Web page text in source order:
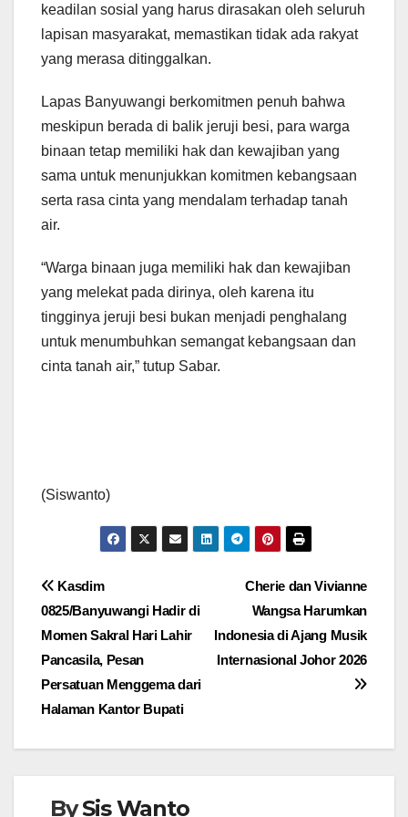
keadilan sosial yang harus dirasakan oleh seluruh
lapisan masyarakat, memastikan tidak ada rakyat
yang merasa ditinggalkan.
Lapas Banyuwangi berkomitmen penuh bahwa
meskipun berada di balik jeruji besi, para warga
binaan tetap memiliki hak dan kewajiban yang
sama untuk menunjukkan komitmen kebangsaan
serta rasa cinta yang mendalam terhadap tanah
air.
“Warga binaan juga memiliki hak dan kewajiban
yang melekat pada dirinya, oleh karena itu
tingginya jeruji besi bukan menjadi penghalang
untuk menumbuhkan semangat kebangsaan dan
cinta tanah air,” tutup Sabar.
(Siswanto)
Navigasi
pos
Cherie dan Vivianne
Wangsa Harumkan
Indonesia di Ajang Musik
Internasional Johor 2026
Kasdim
0825/Banyuwangi Hadir di
Momen Sakral Hari Lahir
Pancasila, Pesan
Persatuan Menggema dari
Halaman Kantor Bupati
BySis Wanto